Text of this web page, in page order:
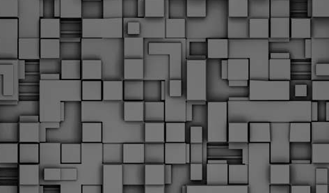
Γνωστοποίηση έκδοσης οριστικών αποτελεσμάτων –
Παροχή οδηγιών.
► Δείτε/κατεβάστε την πολυαναμενόμενη εγκύκλιο του Υπ.
FEB
1
Με διαρροή 2 μέρες πριν την στάση εργασίας
ενημερώνει το ΣτΕ για την απόρριψη της επαναφοράς